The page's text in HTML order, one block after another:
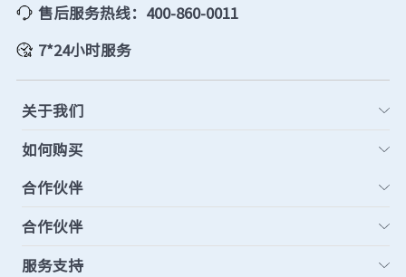
售后服务热线：400-860-0011
7*24小时服务
关于我们
如何购买
合作伙伴
合作伙伴
服务支持